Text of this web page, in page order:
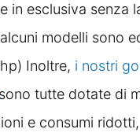
in esclusiva senza
modelli sono
Inoltre, i nostri
sono tutte dotate di
e consumi